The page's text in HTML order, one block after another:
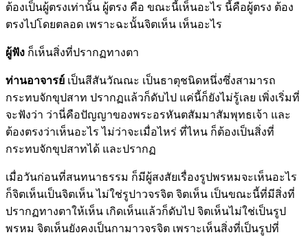
ต้องเป็นผู้ตรงเท่านั้น ผู้ตรง คือ ขณะนี้เห็นอะไร นี้คือผู้ตรง ต้อง
ตรงไปโดยตลอด เพราะฉะนั้นจิตเห็น เห็นอะไร
ผู้ฟัง ก็เห็นสิ่งที่ปรากฏทางตา
ท่านอาจารย์ เป็นสีสันวัณณะ เป็นธาตุชนิดหนึ่งซึ่งสามารถ
กระทบจักขุปสาท ปรากฏแล้วก็ดับไป แค่นี้ก็ยังไม่รู้เลย เพิ่งเริ่มที่
จะฟังว่า ว่านี่คือปัญญาของพระอรหันตสัมมาสัมพุทธเจ้า และ
ต้องตรงว่าเห็นอะไร ไม่ว่าจะเมื่อไหร่ ที่ไหน ก็ต้องเป็นสิ่งที่
กระทบจักขุปสาทได้ และปรากฏ
เมื่อวันก่อนที่สนทนาธรรม ก็มีผู้สงสัยเรื่องรูปพรหมจะเห็นอะไร
ก็จิตเห็นเป็นจิตเห็น ไม่ใช่รูปาวจรจิต จิตเห็น เป็นขณะนี้ที่มีสิ่งที่
ปรากฏทางตาให้เห็น เกิดเห็นแล้วก็ดับไป จิตเห็นไม่ใช่เป็นรูป
พรหม จิตเห็นยังคงเป็นกามาวจรจิต เพราะเห็นสิ่งที่เป็นรูปที่